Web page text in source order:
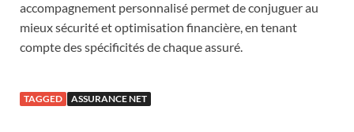
accompagnement personnalisé permet de conjuguer au
mieux sécurité et optimisation financière, en tenant
compte des spécificités de chaque assuré.
TAGGED ASSURANCE NET